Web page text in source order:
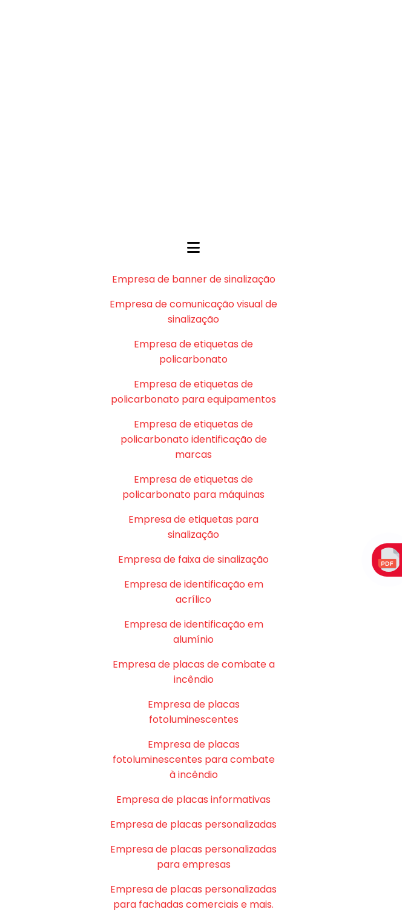
Empresa de banner de sinalização
Empresa de comunicação visual de
sinalização
Empresa de etiquetas de
policarbonato
Empresa de etiquetas de
policarbonato para equipamentos
Empresa de etiquetas de
policarbonato identificação de
marcas
Empresa de etiquetas de
policarbonato para máquinas
Empresa de etiquetas para
sinalização
Empresa de faixa de sinalização
Empresa de identificação em
acrílico
Empresa de identificação em
alumínio
Empresa de placas de combate a
incêndio
Empresa de placas
fotoluminescentes
Empresa de placas
fotoluminescentes para combate
à incêndio
Empresa de placas informativas
Empresa de placas personalizadas
Empresa de placas personalizadas
para empresas
Empresa de placas personalizadas
para fachadas comerciais e mais.